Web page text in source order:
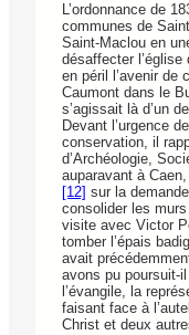
L’ordonnance de
communes de
Saint-Maclou en
désaffecter
en péril l’avenir de
Caumont dans le
s’agissait là d’un
Devant l’urgence
conservation, il
d’Archéologie,
auparavant à
[12] sur la
consolider les murs
visite avec Victor
tomber l’épais
avait
avons pu poursuit-
l’évangile, la
faisant face à
Christ et deux